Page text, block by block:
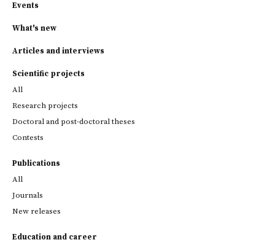
Events
What's new
Articles and interviews
Scientific projects
All
Research projects
Doctoral and post-doctoral theses
Contests
Publications
All
Journals
New releases
Education and career